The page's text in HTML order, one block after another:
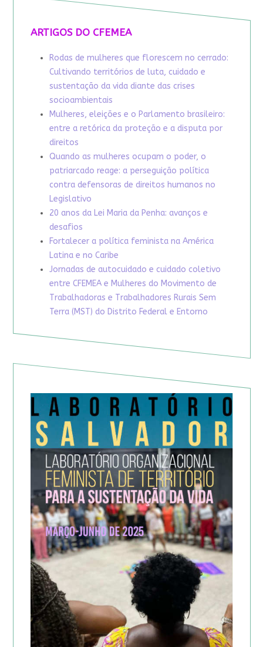
ARTIGOS DO CFEMEA
Rodas de mulheres que florescem no cerrado:
Cultivando territórios de luta, cuidado e
sustentação da vida diante das crises
socioambientais
Mulheres, eleições e o Parlamento brasileiro:
entre a retórica da proteção e a disputa por
direitos
Quando as mulheres ocupam o poder, o
patriarcado reage: a perseguição política
contra defensoras de direitos humanos no
Legislativo
20 anos da Lei Maria da Penha: avanços e
desafios
Fortalecer a política feminista na América
Latina e no Caribe
Jornadas de autocuidado e cuidado coletivo
entre CFEMEA e Mulheres do Movimento de
Trabalhadoras e Trabalhadores Rurais Sem
Terra (MST) do Distrito Federal e Entorno